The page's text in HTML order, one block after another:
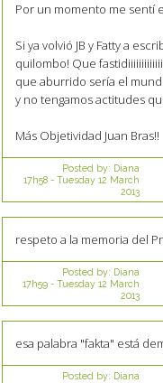
Por un momento me sentí
Si ya volvió JB y Fatty a
quilombo! Que
que aburrido sería el
y no tengamos actitudes
Más Objetividad Juan Bras!!
Posted by: Diana
17h58- Tuesday 12 March
2013
respeto a la memoria del
Posted by: Diana
17h59- Tuesday 12 March
2013
esa palabra "fakta" está
Posted by: Diana